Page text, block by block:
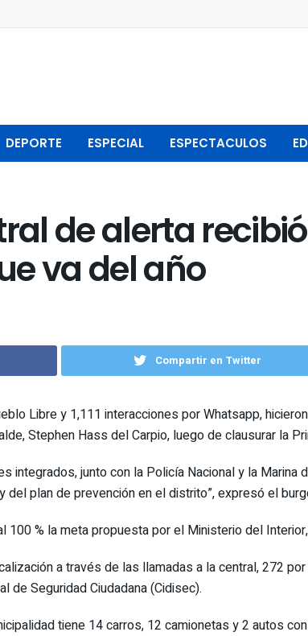
DEPORTE ESPECIAL ESPECTACULOS
de alerta
va del año
Compartir en Twitter
Libre y 1,111 interacciones por Whatsapp,
Stephen Hass del Carpio, luego de clausurar la
integrados, junto con la Policía Nacional y la Marina
plan de prevención en el distrito”, expresó el
% la meta propuesta por el Ministerio del
a través de las llamadas a la central, 272
de Seguridad Ciudadana (Cidisec).
tiene 14 carros, 12 camionetas y 2 autos